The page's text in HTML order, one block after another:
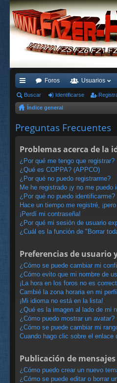
nl
ac
es
pi
do
s
Foros Usuarios
Buscar Identificarse
Índice general
Preguntas Frecuentes
Problemas acerca de la
¿Por qué me tengo que registrar?
¿Qué es COPPA? (APPCO)
¿Por qué no puedo registrarme?
Me he registrado ¡y no me puedo
¿Por qué no puedo identificarme?
Hace un tiempo me registré,
¡Perdí mi contraseña!
¿Por qué mi sesión de usuario
¿Cuál es la función de "Borrar
Preferencias de usuario
¿Cómo se puede cambiar mi
¿Cómo evito que mi nombre de
¡La hora en los foros no es
Cambié la zona horaria en mi
¡Mi idioma no está en la lista!
¿Qué es la imagen al lado de mi
¿Cómo puedo mostrar un avatar?
¿Cómo se puede cambiar mi
Cuando hago clic sobre el enlace
Publicación de mensajes
¿Cómo puedo crear un nuevo
¿Cómo se puede editar o borrar